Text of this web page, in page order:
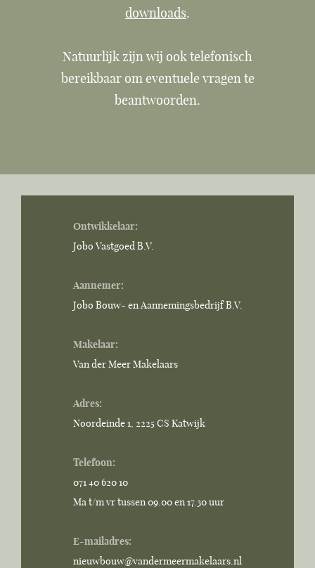
downloads.
Natuurlijk zijn wij ook telefonisch
bereikbaar om eventuele vragen te
beantwoorden.
Ontwikkelaar:
Jobo Vastgoed B.V.
Aannemer:
Jobo Bouw- en Aannemingsbedrijf B.V.
Makelaar:
Van der Meer Makelaars
Adres:
Noordeinde 1, 2225 CS Katwijk
Telefoon:
071 40 620 10
Ma t/m vr tussen 09.00 en 17.30 uur
E-mailadres:
nieuwbouw@vandermeermakelaars.nl